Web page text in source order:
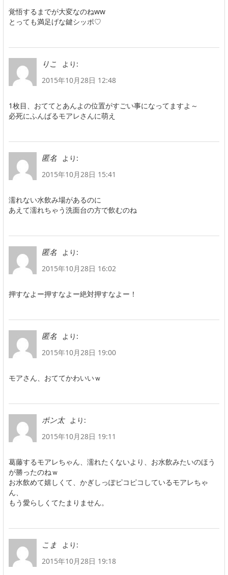
覚悟するまでが大変なのねww
とっても満足げな鍵シッポ♡
りこ
より:
2015年10月28日 12:48
1枚目、おててとあんよの位置がすごい事になってますよ～
必死にふんばるモアレさんに萌え
匿名
より:
2015年10月28日 15:41
濡れない水飲み場があるのに
あえて濡れちゃう洗面台の方で飲むのね
匿名
より:
2015年10月28日 16:02
押すなよー押すなよー絶対押すなよー！
匿名
より:
2015年10月28日 19:00
モアさん、おててかわいいｗ
ポン太
より:
2015年10月28日 19:11
葛藤するモアレちゃん、濡れたくないより、お水飲みたいのほう
が勝ったのねｗ
お水飲めて嬉しくて、かぎしっぽピコピコしているモアレちゃ
ん、
もう愛らしくてたまりません。
こま
より:
2015年10月28日 19:18